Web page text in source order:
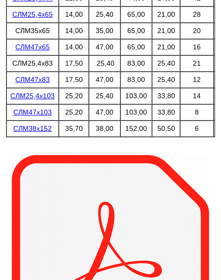
СЛМ25,4х65 14,00 25,40 65,00 21,00 28
СЛМ35х65 14,00 35,00 65,00 21,00 20
СЛМ47х65 14,00 47,00 65,00 21,00 16
СЛМ25,4х83 17,50 25,40 83,00 25,40 21
СЛМ47х83 17,50 47,00 83,00 25,40 12
СЛМ25,4х103 25,20 25,40 103,00 33,80 14
СЛМ47х103 25,20 47,00 103,00 33,80 8
СЛМ38х152 35,70 38,00 152,00 50,50 6